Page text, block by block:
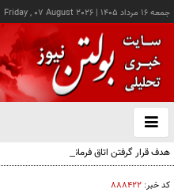
جمعه ۱۶ مرداد ۱۴۰۵ |
Friday , 07 August 2026
باز
و
هدف قرار گرفتن اتاق‌ فرماندهی مزدوران
کد خبر: ۸۸۸۴۲۲